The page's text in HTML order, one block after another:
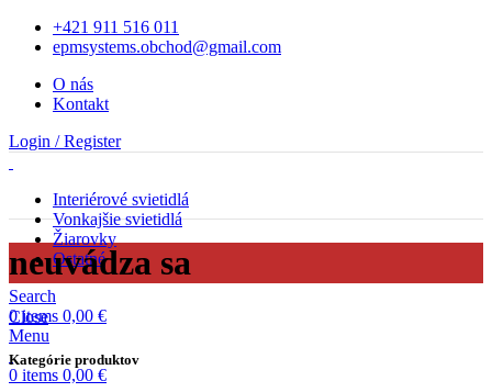
+421 911 516 011
epmsystems.obchod@gmail.com
O nás
Kontakt
Login / Register
Interiérové svietidlá
Vonkajšie svietidlá
Žiarovky
Ostatné
Search
0items 0,00 €
Menu
0 items 0,00 €
neuvádza sa
Close
Kategórie produktov